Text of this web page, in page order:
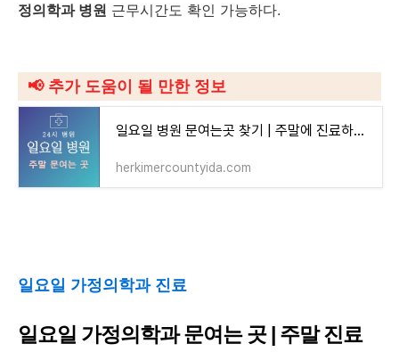
정의학과 병원 근무시간도 확인 가능하다.
📢추가 도움이 될 만한 정보
일요일 병원 문여는곳 찾기 | 주말에 진료하는 24시간 일요일 진료 병원
herkimercountyida.com
일요일 가정의학과 진료
일요일 가정의학과 문여는 곳 | 주말 진료